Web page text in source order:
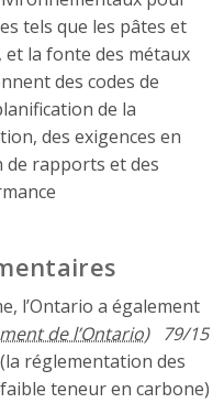
tels que les pâtes et
et la fonte des métaux
des codes de
de la
des exigences en
rapports et des
l’Ontario a également
79/15
réglementation des
teneur en carbone)